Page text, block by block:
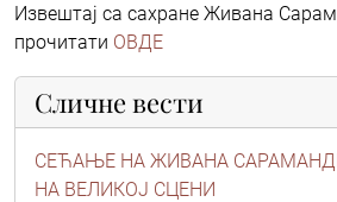
Извештај са сахране Живана
прочитати ОВДЕ
Сличне вести
СЕЋАЊЕ НА ЖИВАНА
НА ВЕЛИКОЈ СЦЕНИ